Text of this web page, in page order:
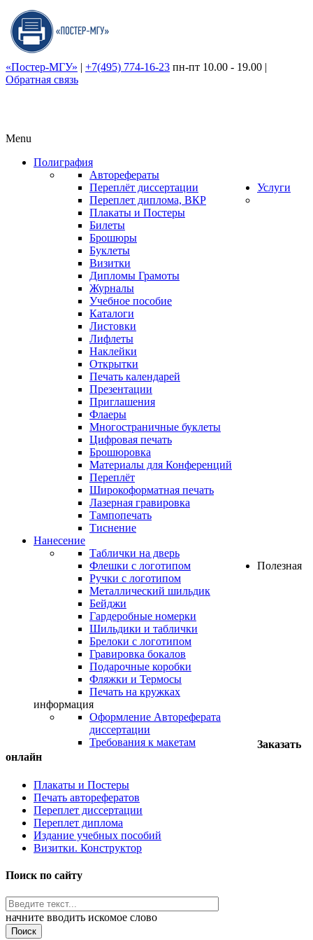
«Постер-МГУ» | +7(495) 774-16-23 пн-пт 10.00 - 19.00 |
Обратная связь
Menu
Полиграфия
Авторефераты
Переплёт диссертации
Переплет диплома, ВКР
Плакаты и Постеры
Билеты
Брошюры
Буклеты
Визитки
Дипломы Грамоты
Журналы
Учебное пособие
Каталоги
Листовки
Лифлеты
Наклейки
Открытки
Печать календарей
Презентации
Приглашения
Флаеры
Многостраничные буклеты
Услуги
Цифровая печать
Брошюровка
Материалы для Конференций
Переплёт
Широкоформатная печать
Лазерная гравировка
Тампопечать
Тиснение
Нанесение
Таблички на дверь
Флешки с логотипом
Ручки с логотипом
Металлический шильдик
Бейджи
Гардеробные номерки
Шильдики и таблички
Брелоки с логотипом
Гравировка бокалов
Подарочные коробки
Фляжки и Термосы
Печать на кружках
Полезная
информация
Оформление Автореферата
диссертации
Требования к макетам
Заказать
онлайн
Плакаты и Постеры
Печать авторефератов
Переплет диссертации
Переплет диплома
Издание учебных пособий
Визитки. Конструктор
Поиск по сайту
начните вводить искомое слово
Поиск